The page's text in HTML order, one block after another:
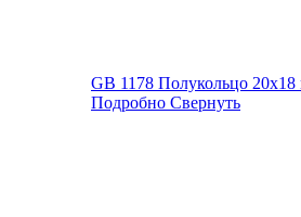
GB 1178 Полукольцо
Подробно Свернуть